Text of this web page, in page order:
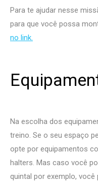
Para te ajudar nesse
para que você possa
no link.
Na escolha dos
treino. Se o seu espaço
opte por equipamentos
halters. Mas caso você
quintal por exemplo,